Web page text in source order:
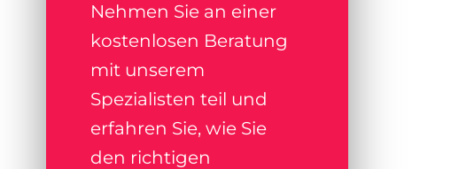
Nehmen Sie an einer
kostenlosen Beratung
mit unserem
Spezialisten teil und
erfahren Sie, wie Sie
den richtigen